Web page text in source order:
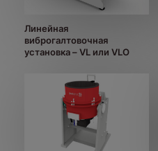
Линейная
виброгалтовочная
установка – VL или VLO